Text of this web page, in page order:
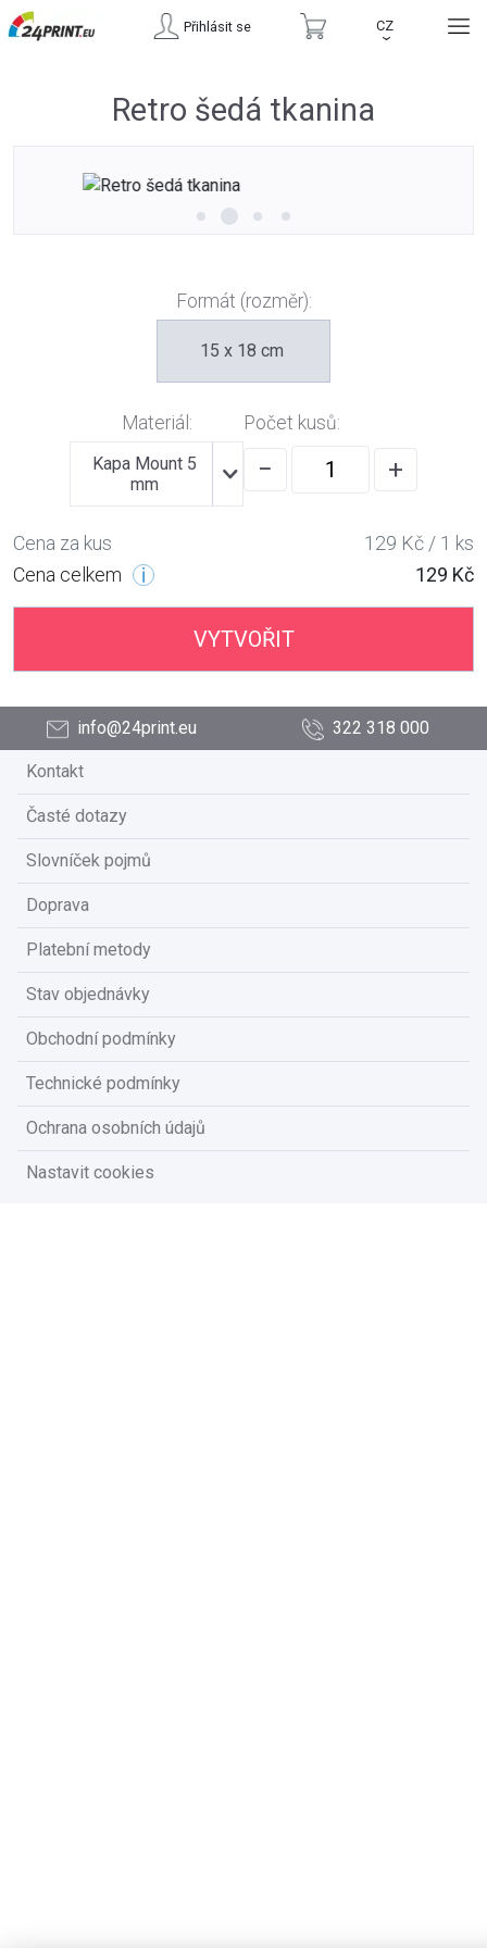
Přihlásit se CZ
›
Retro šedá tkanina
Formát (rozměr):
15 x 18 cm
Materiál:
Kapa Mount 5
mm
Počet kusů:
− +
Cena za kus
129 Kč / 1 ks
Cena celkem
129 Kč
VYTVOŘIT
info@24print.eu 322 318 000
Kontakt
Časté dotazy
Slovníček pojmů
Doprava
Platební metody
Stav objednávky
Obchodní podmínky
Technické podmínky
Ochrana osobních údajů
Nastavit cookies